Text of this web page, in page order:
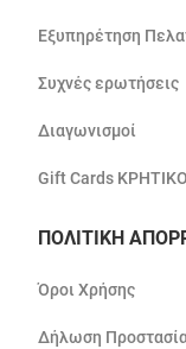
Εξυπηρέτηση
Συχνές ερωτήσεις
Διαγωνισμοί
Gift Cards
ΠΟΛΙΤΙΚΗ
Όροι Χρήσης
Δήλωση